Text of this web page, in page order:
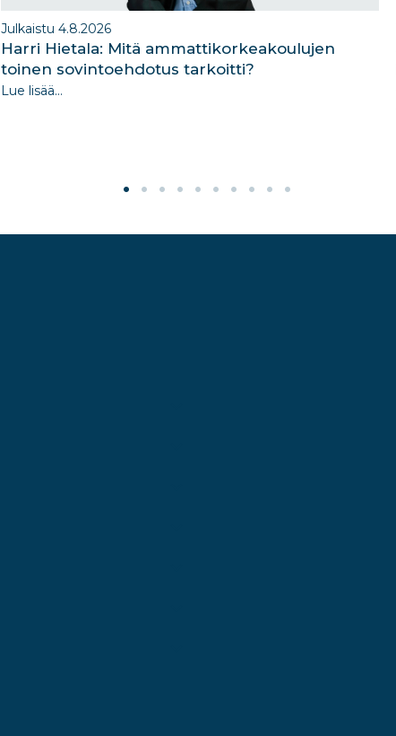
Julkaistu 4.8.2026
Harri Hietala: Mitä ammattikorkeakoulujen
toinen sovintoehdotus tarkoitti?
Lue lisää...